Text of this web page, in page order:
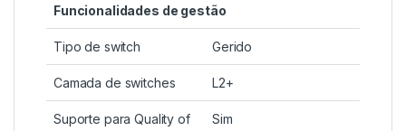
Funcionalidades de gestão
Tipo de switch Gerido
Camada de switches L2+
Suporte para Quality of
Sim